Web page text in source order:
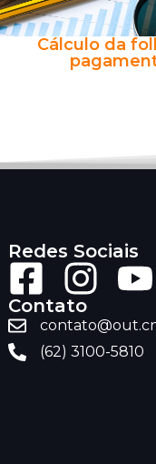
Cálculo da
Redes Sociais
Contato
(62) 3100-5810